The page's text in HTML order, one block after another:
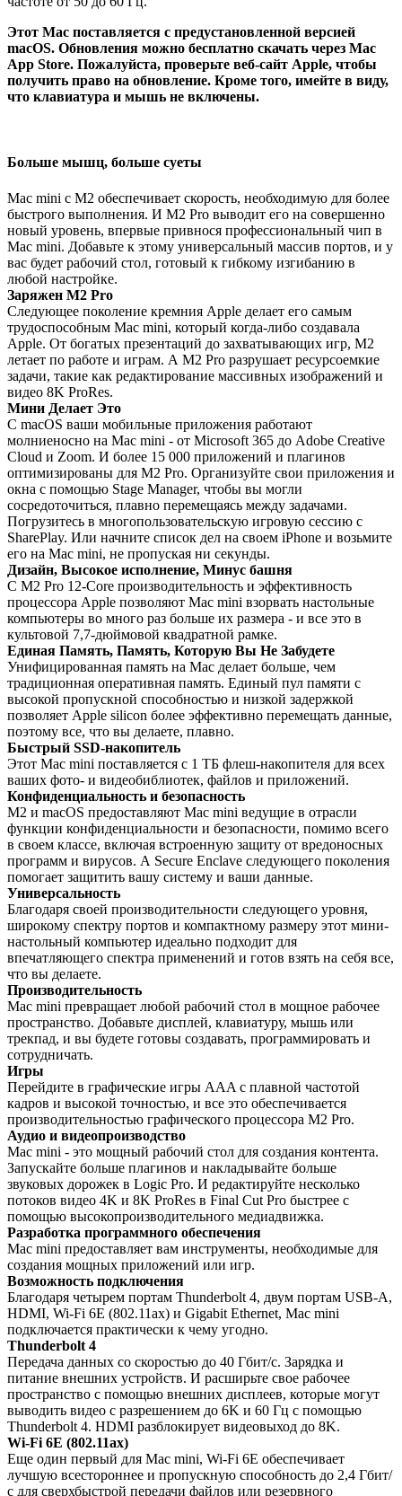
Этот Mac поставляется с предустановленной версией
macOS. Обновления можно бесплатно скачать через Mac
App Store. Пожалуйста, проверьте веб-сайт Apple, чтобы
получить право на обновление. Кроме того, имейте в виду,
что клавиатура и мышь не включены.
Больше мышц, больше суеты
Mac mini с M2 обеспечивает скорость, необходимую для более
быстрого выполнения. И M2 Pro выводит его на совершенно
новый уровень, впервые привнося профессиональный чип в
Mac mini. Добавьте к этому универсальный массив портов, и у
вас будет рабочий стол, готовый к гибкому изгибанию в
любой настройке.
Заряжен M2 Pro
Следующее поколение кремния Apple делает его самым
трудоспособным Mac mini, который когда-либо создавала
Apple. От богатых презентаций до захватывающих игр, M2
летает по работе и играм. А M2 Pro разрушает ресурсоемкие
задачи, такие как редактирование массивных изображений и
видео 8K ProRes.
Мини Делает Это
С macOS ваши мобильные приложения работают
молниеносно на Mac mini - от Microsoft 365 до Adobe Creative
Cloud и Zoom. И более 15 000 приложений и плагинов
оптимизированы для M2 Pro. Организуйте свои приложения и
окна с помощью Stage Manager, чтобы вы могли
сосредоточиться, плавно перемещаясь между задачами.
Погрузитесь в многопользовательскую игровую сессию с
SharePlay. Или начните список дел на своем iPhone и возьмите
его на Mac mini, не пропуская ни секунды.
Дизайн, Высокое исполнение, Минус башня
С M2 Pro 12-Core производительность и эффективность
процессора Apple позволяют Mac mini взорвать настольные
компьютеры во много раз больше их размера - и все это в
культовой 7,7-дюймовой квадратной рамке.
Единая Память, Память, Которую Вы Не Забудете
Унифицированная память на Mac делает больше, чем
традиционная оперативная память. Единый пул памяти с
высокой пропускной способностью и низкой задержкой
позволяет Apple silicon более эффективно перемещать данные,
поэтому все, что вы делаете, плавно.
Быстрый SSD-накопитель
Этот Mac mini поставляется с 1 ТБ флеш-накопителя для всех
ваших фото- и видеобиблиотек, файлов и приложений.
Конфиденциальность и безопасность
M2 и macOS предоставляют Mac mini ведущие в отрасли
функции конфиденциальности и безопасности, помимо всего
в своем классе, включая встроенную защиту от вредоносных
программ и вирусов. А Secure Enclave следующего поколения
помогает защитить вашу систему и ваши данные.
Универсальность
Благодаря своей производительности следующего уровня,
широкому спектру портов и компактному размеру этот мини-
настольный компьютер идеально подходит для
впечатляющего спектра применений и готов взять на себя все,
что вы делаете.
Производительность
Mac mini превращает любой рабочий стол в мощное рабочее
пространство. Добавьте дисплей, клавиатуру, мышь или
трекпад, и вы будете готовы создавать, программировать и
сотрудничать.
Игры
Перейдите в графические игры AAA с плавной частотой
кадров и высокой точностью, и все это обеспечивается
производительностью графического процессора M2 Pro.
Аудио и видеопроизводство
Mac mini - это мощный рабочий стол для создания контента.
Запускайте больше плагинов и накладывайте больше
звуковых дорожек в Logic Pro. И редактируйте несколько
потоков видео 4K и 8K ProRes в Final Cut Pro быстрее с
помощью высокопроизводительного медиадвижка.
Разработка программного обеспечения
Mac mini предоставляет вам инструменты, необходимые для
создания мощных приложений или игр.
Возможность подключения
Благодаря четырем портам Thunderbolt 4, двум портам USB-A,
HDMI, Wi-Fi 6E (802.11ax) и Gigabit Ethernet, Mac mini
подключается практически к чему угодно.
Thunderbolt 4
Передача данных со скоростью до 40 Гбит/с. Зарядка и
питание внешних устройств. И расширьте свое рабочее
пространство с помощью внешних дисплеев, которые могут
выводить видео с разрешением до 6K и 60 Гц с помощью
Thunderbolt 4. HDMI разблокирует видеовыход до 8K.
Wi-Fi 6E (802.11ax)
Еще один первый для Mac mini, Wi-Fi 6E обеспечивает
лучшую всестороннее и пропускную способность до 2,4 Гбит/
с для сверхбыстрой передачи файлов или резервного